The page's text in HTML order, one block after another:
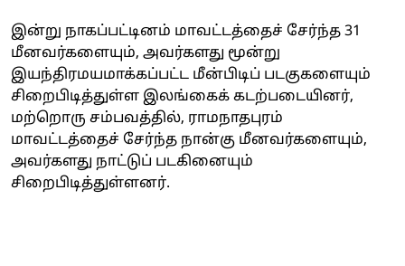
இன்று நாகப்பட்டினம் மாவட்டத்தைச் சேர்ந்த 31
மீனவர்களையும், அவர்களது மூன்று
இயந்திரமயமாக்கப்பட்ட மீன்பிடிப் படகுகளையும்
சிறைபிடித்துள்ள இலங்கைக் கடற்படையினர்,
மற்றொரு சம்பவத்தில், ராமநாதபுரம்
மாவட்டத்தைச் சேர்ந்த நான்கு மீனவர்களையும்,
அவர்களது நாட்டுப் படகினையும்
சிறைபிடித்துள்ளனர்.